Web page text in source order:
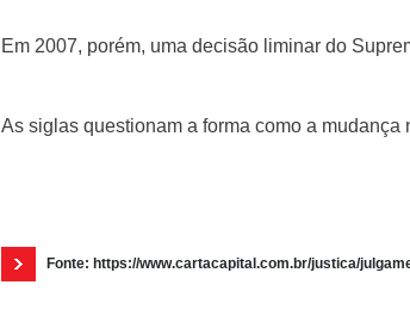
Em 2007, porém, uma decisão liminar do
As siglas questionam a forma como a
Fonte: https://www.cartacapital.com.br/justica/